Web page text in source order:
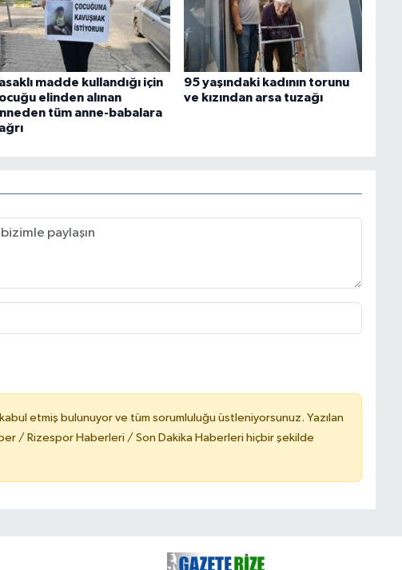
madde kullandığı için
elinden alınan
tüm anne-babalara
95 yaşındaki kadının torunu
ve kızından arsa tuzağı
kabul etmiş bulunuyor ve tüm sorumluluğu üstleniyorsunuz. Yazılan
/ Rizespor Haberleri / Son Dakika Haberleri hiçbir şekilde